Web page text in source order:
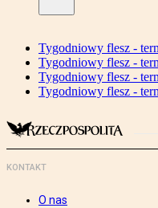
Tygodniowy flesz -
Tygodniowy flesz -
Tygodniowy flesz -
Tygodniowy flesz -
KONTAKT
O nas